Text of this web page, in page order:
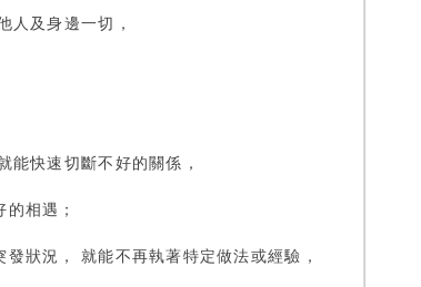
人及身邊一切，
能快速切斷不好的關係，
相遇；
狀況， 就能不再執著特定做法或經驗，